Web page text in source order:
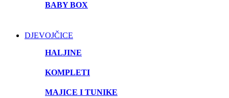
BABY BOX
DJEVOJČICE
HALJINE
KOMPLETI
MAJICE I TUNIKE